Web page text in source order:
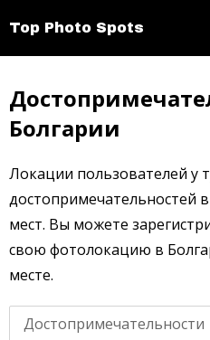
Top Photo Spots
Болгарии
Локации пользователей у
достопримечательностей
мест. Вы можете
свою фотолокацию в
месте.
Достопримечательности